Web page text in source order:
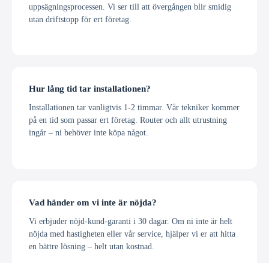
uppsägningsprocessen. Vi ser till att övergången blir smidig
utan driftstopp för ert företag.
Hur lång tid tar installationen?
Installationen tar vanligtvis 1-2 timmar. Vår tekniker kommer
på en tid som passar ert företag. Router och allt utrustning
ingår – ni behöver inte köpa något.
Vad händer om vi inte är nöjda?
Vi erbjuder nöjd-kund-garanti i 30 dagar. Om ni inte är helt
nöjda med hastigheten eller vår service, hjälper vi er att hitta
en bättre lösning – helt utan kostnad.